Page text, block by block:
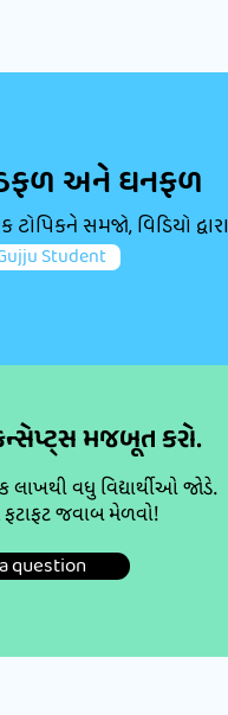
ટોપિકને સમજો, વિડિયો દ્વારા
Student
અને ઘનફળ
મજબૂત કરો.
વધુ વિદ્યાર્થીઓ જોડે.
ફટાફટ જવાબ મેળવો!
question